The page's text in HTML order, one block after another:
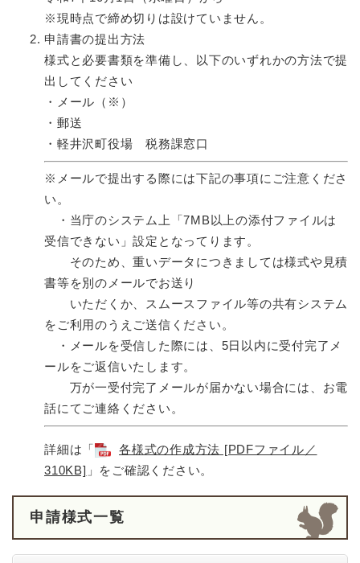
※現時点で締め切りは設けていません。
申請書の提出方法
様式と必要書類を準備し、以下のいずれかの方法で提
出してください
・メール（※）
・郵送
・軽井沢町役場 税務課窓口
​※メールで提出する際には下記の事項にご注意くださ
い。
・当庁のシステム上「7MB以上の添付ファイルは
受信できない」設定となってります。
そのため、重いデータにつきましては様式や見積
書等を別のメールでお送り
いただくか、スムースファイル等の共有システム
をご利用のうえご送信ください。
・メールを受信した際には、5日以内に受付完了メ
ールをご返信いたします。
万が一受付完了メールが届かない場合には、お電
話にてご連絡ください。
詳細は「
各様式の作成方法 [PDFファイル／
310KB] 」をご確認ください。
申請様式一覧